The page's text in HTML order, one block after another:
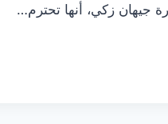
جيهان زكي، أنها تحترم…